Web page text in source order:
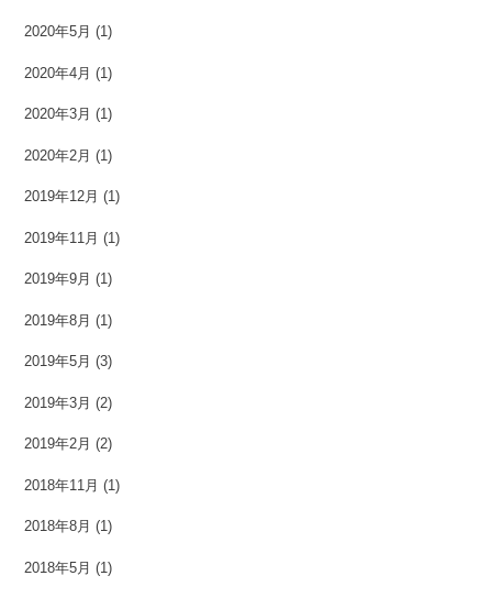
2020年5月 (1)
2020年4月 (1)
2020年3月 (1)
2020年2月 (1)
2019年12月 (1)
2019年11月 (1)
2019年9月 (1)
2019年8月 (1)
2019年5月 (3)
2019年3月 (2)
2019年2月 (2)
2018年11月 (1)
2018年8月 (1)
2018年5月 (1)